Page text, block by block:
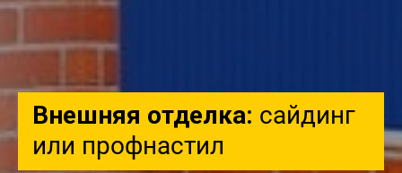
Внешняя отделка: сайдинг
или профнастил